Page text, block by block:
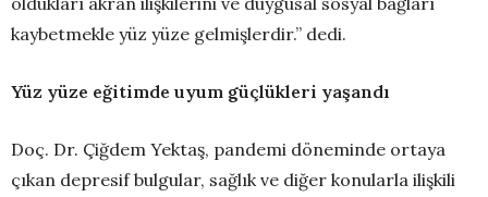
kaybetmekle yüz yüze gelmişlerdir.” dedi.
Yüz yüze eğitimde uyum güçlükleri yaşandı
Doç. Dr. Çiğdem Yektaş, pandemi döneminde ortaya
çıkan depresif bulgular, sağlık ve diğer konularla ilişkili